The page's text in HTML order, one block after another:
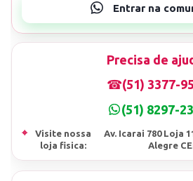
Precisa de
☎(51) 3377-
(51) 8297-
⌖
Visite nossa
loja fisica:
Av. Icarai 780 Loja
Alegre